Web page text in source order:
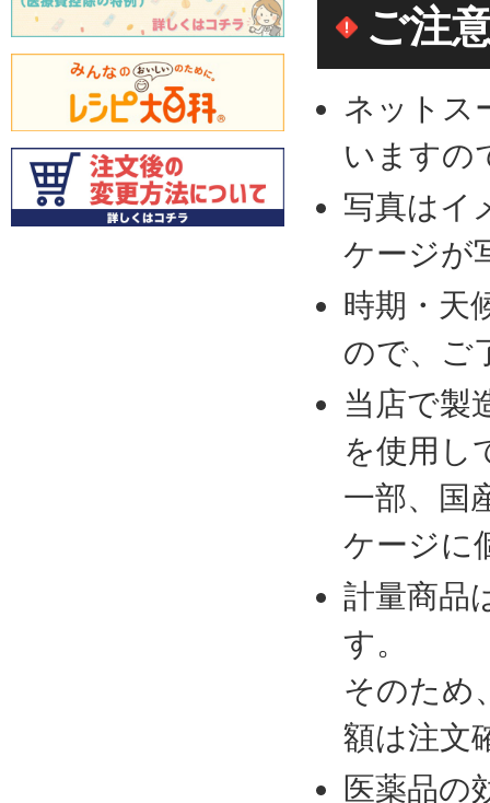
ご注
ネットス
いますの
写真はイ
ケージが
時期・天
ので、ご
当店で製
を使用し
一部、国
ケージに
計量商品
す。
そのため
額は注文
医薬品の